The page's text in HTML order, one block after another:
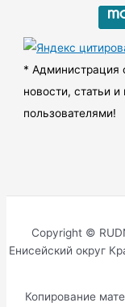
ы
* Администрация
новости, статьи
пользователями!
Copyright ©
Енисейский округ
Копирование